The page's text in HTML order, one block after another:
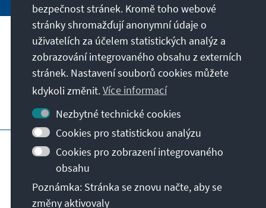
Naše poslání
Kontakt
Další nabídky Stiftungu
Zásady ochrany soukromí
Podmínky používání
Erklärung zur Barrierefreiheit
Sitemap
bezpečnost stránek. Kromě toho webové
stránky shromažďují anonymní údaje o
uživatelích za účelem statistických analýz a
zobrazování integrovaného obsahu z externích
stránek. Nastavení souborů cookies můžete
kdykoli změnit.Více informací
Nezbytné technické cookies
Cookies pro statistickou analýzu
Cookies pro zobrazení integrovaného
obsahu
Poznámka: Stránka se znovu načte, aby se
změny aktivovaly